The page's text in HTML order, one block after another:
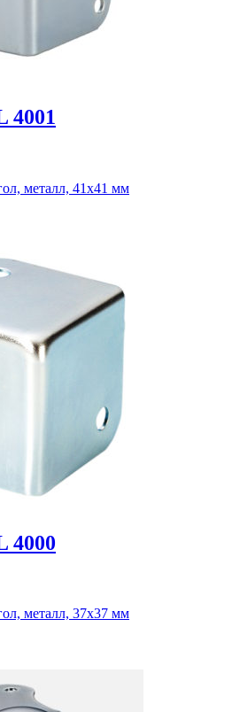
4001
металл, 41х41 мм
4000
металл, 37х37 мм